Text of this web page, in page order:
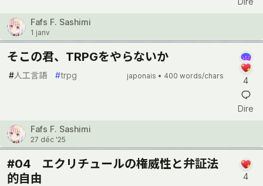
Fafs F. Sashimi
1 janv
そこの君、TRPGをやらないか
#人工言語 #trpg japonais • 400 words/chars 4
Dire
Fafs F. Sashimi
27 déc '25
#04 エクリチュールの権威性と弁証法
的自由
4